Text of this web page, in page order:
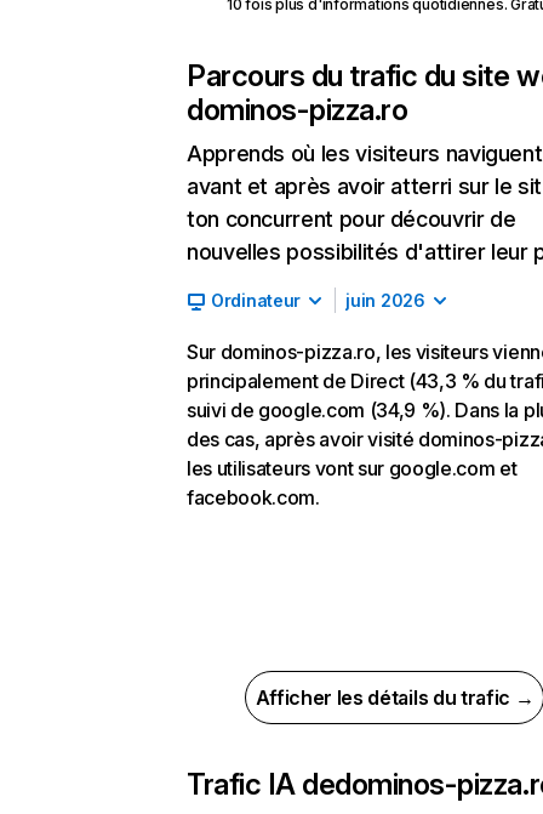
10 fois plus d'informations quotidiennes.
Parcours du trafic du site
dominos-pizza.ro
Apprends où les visiteurs naviguent
avant et après avoir atterri sur le
ton concurrent pour découvrir de
nouvelles possibilités d'attirer leur
Ordinateur juin 2026
Sur dominos-pizza.ro, les visiteurs
principalement de Direct (43,3 % du
suivi de google.com (34,9 %). Dans la
des cas, après avoir visité dominos-
les utilisateurs vont sur google.com et
facebook.com.
Afficher les détails du trafic →
Trafic IA dedominos-